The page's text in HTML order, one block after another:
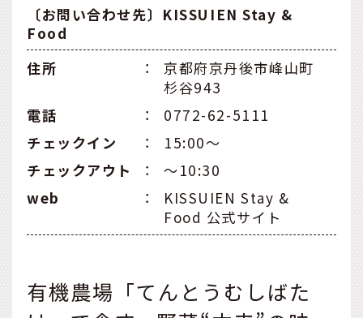
〔お問い合わせ先〕KISSUIEN Stay &
Food
住所
：
京都府京丹後市峰山町
杉谷943
電話
：
0772-62-5111
チェックイン
：
15:00〜
チェックアウト
：
〜10:30
web
：
KISSUIEN Stay &
Food 公式サイト
有機農場「てんとうむしばた